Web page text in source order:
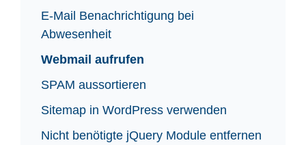
E-Mail Benachrichtigung bei
Abwesenheit
Webmail aufrufen
SPAM aussortieren
Sitemap in WordPress verwenden
Nicht benötigte jQuery Module entfernen